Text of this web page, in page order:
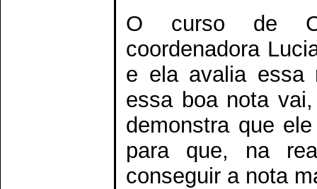
O curso de
coordenadora
e ela avalia essa
essa boa nota
demonstra que
para que, na
conseguir a nota